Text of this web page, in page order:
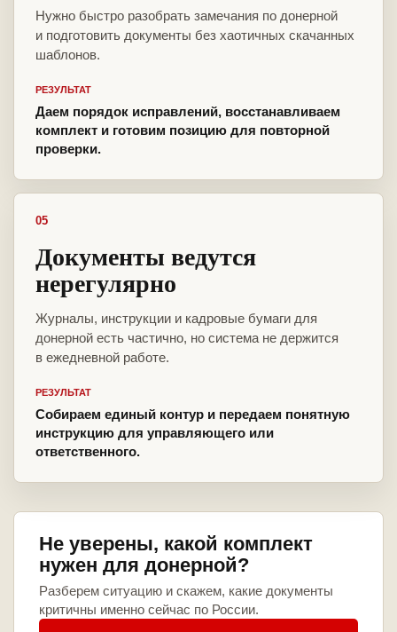
Нужно быстро разобрать замечания по донерной
и подготовить документы без хаотичных скачанных
шаблонов.
РЕЗУЛЬТАТ
Даем порядок исправлений, восстанавливаем
комплект и готовим позицию для повторной
проверки.
05
Документы ведутся
нерегулярно
Журналы, инструкции и кадровые бумаги для
донерной есть частично, но система не держится
в ежедневной работе.
РЕЗУЛЬТАТ
Собираем единый контур и передаем понятную
инструкцию для управляющего или
ответственного.
Не уверены, какой комплект
нужен для донерной?
Разберем ситуацию и скажем, какие документы
критичны именно сейчас по России.